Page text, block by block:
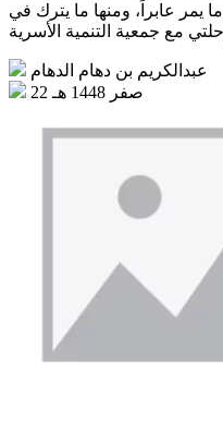
يمر عابراً، ومنها ما يترك في
عبدالكريم بن دهام الدهام
22 صفر 1448 هـ